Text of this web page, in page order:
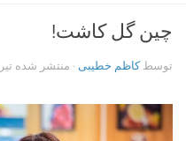
چین گل کاشت!
توسطکاظم خطیبی · منتشر شده تیر ۲۰, ۱۴۰۱